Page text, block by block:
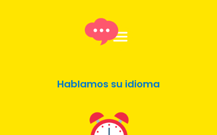
Hablamos su idioma